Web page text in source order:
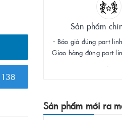
Sản phẩm
- Báo giá đúng part
Giao hàng đúng part
Sản phẩm mới ra